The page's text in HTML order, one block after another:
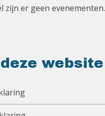
zijn er geen evenementen.
website